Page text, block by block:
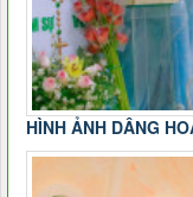
HÌNH ẢNH DÂNG